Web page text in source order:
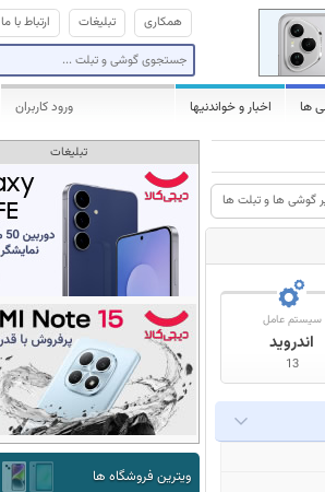
ارتباط با ما تبلیغات همکاری
ها اخبار و خواندنیها ورود کاربران
گوشی ها و تبلت ها
سیستم عامل
اندروید
13
تبلیغات
ویترین فروشگاه ها